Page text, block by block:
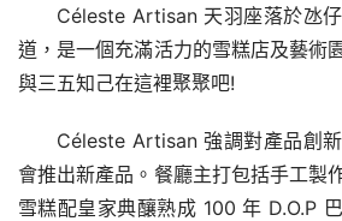
Céleste Artisan 天羽座落於氹
道，是一個充滿活力的雪糕店及藝術
與三五知己在這裡聚聚吧!
Céleste Artisan 強調對產品創
會推出新產品。餐廳主打包括手工製
雪糕配皇家典釀熟成 100 年 D.O.P